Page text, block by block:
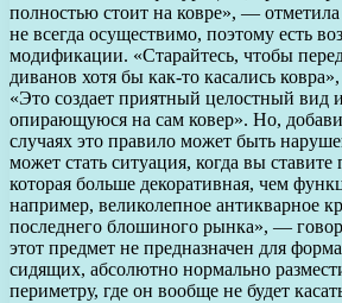
полностью стоит на ковре», —
не всегда осуществимо, поэтому есть
модификации. «Старайтесь, чтобы
диванов хотя бы как-то касались
«Это создает приятный целостный вид
опирающуюся на сам ковер». Но,
случаях это правило может быть
может стать ситуация, когда вы
которая больше декоративная, чем
например, великолепное антикварное
последнего блошиного рынка», —
этот предмет не предназначен для
сидящих, абсолютно нормально
периметру, где он вообще не будет